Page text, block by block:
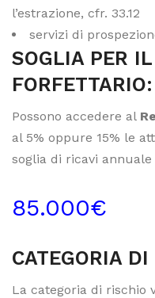
l’estrazione, cfr. 33.12
servizi di
SOGLIA PER
FORFETTARIO:
Possono accedere al
al 5% oppure 15% le
soglia di ricavi
85.000€
CATEGORIA
La categoria di rischio